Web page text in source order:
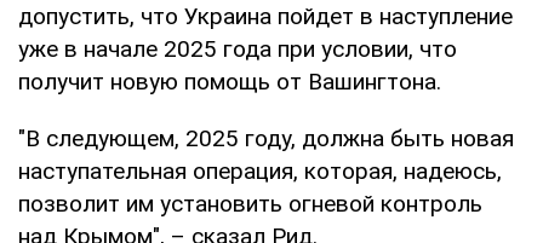
допустить, что Украина пойдет в наступление
уже в начале 2025 года при условии, что
получит новую помощь от Вашингтона.
"В следующем, 2025 году, должна быть новая
наступательная операция, которая, надеюсь,
позволит им установить огневой контроль
над Крымом", – сказал Рид.